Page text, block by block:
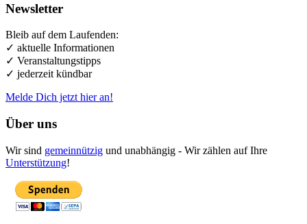
Newsletter
Bleib auf dem Laufenden:
✓ aktuelle Informationen
✓ Veranstaltungstipps
✓ jederzeit kündbar
Melde Dich jetzt hier an!
Über uns
Wir sind gemeinnützig und unabhängig - Wir zählen auf Ihre
Unterstützung!